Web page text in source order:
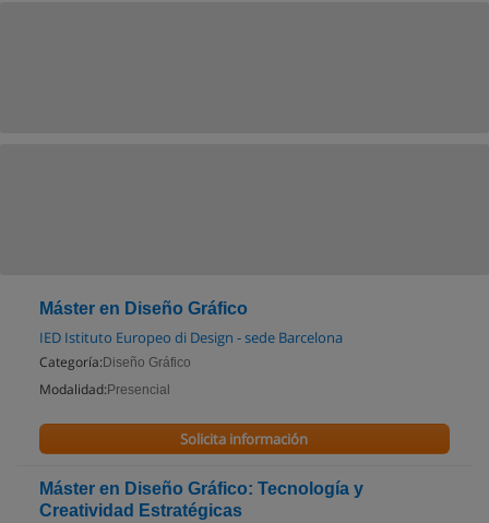
Máster en Diseño Gráfico
IED Istituto Europeo di Design - sede Barcelona
Categoría: Diseño Gráfico
Modalidad: Presencial
Solicita información
Máster en Diseño Gráfico: Tecnología y
Creatividad Estratégicas